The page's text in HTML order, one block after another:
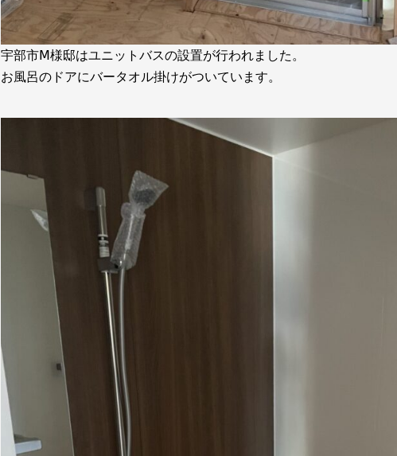
宇部市Ⅿ様邸はユニットバスの設置が行われました。
お風呂のドアにバータオル掛けがついています。